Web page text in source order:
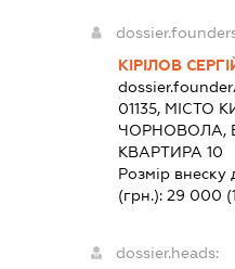
КІРІЛОВ
01135, МІСТО
ЧОРНОВОЛА,
КВАРТИРА 10
Розмір внеску
(грн.):29 000
dossier.heads: